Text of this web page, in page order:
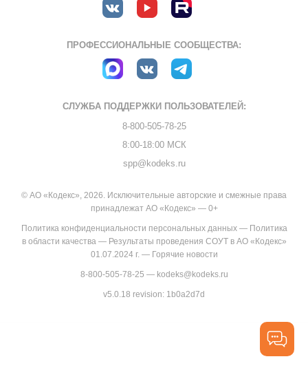
ПРОФЕССИОНАЛЬНЫЕ СООБЩЕСТВА:
СЛУЖБА ПОДДЕРЖКИ ПОЛЬЗОВАТЕЛЕЙ:
8-800-505-78-25
8:00-18:00 МСК
spp@kodeks.ru
© АО «Кодекс», 2026. Исключительные авторские и смежные права
принадлежат АО «Кодекс» — 0+
Политика конфиденциальности персональных данных— Политика
в области качества— Результаты проведения СОУТ в АО «Кодекс»
01.07.2024 г.— Горячие новости
8-800-505-78-25 — kodeks@kodeks.ru
v5.0.18 revision: 1b0a2d7d